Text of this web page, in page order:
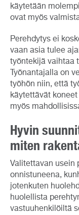
käytetään
ovat myös
Perehdytys ei
vaan asia tulee
työntekijä vaihtaa
Työnantajalla on
työhön niin, että
käytettävät
myös
Hyvin
miten
Valitettavan usein
onnistuneena,
jotenkuten
huolellista
vastuuhenkilöiltä